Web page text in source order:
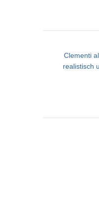
Clementi
realistisch